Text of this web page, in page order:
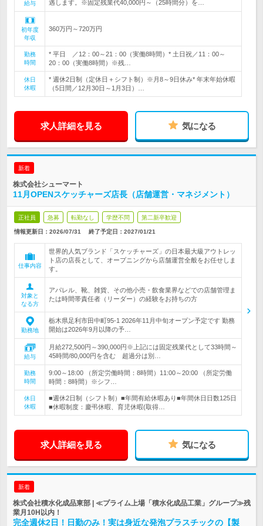
給与 遇します。※固定残業代40,000円～（25時間分）を…
初年度
年収
360万円～720万円
勤務
時間
* 平日 ／12：00～21：00（実働8時間）* 土日祝／11：00～
20：00（実働8時間）※残…
休日
休暇
* 週休2日制（定休日＋シフト制）※月8～9日休み* 年末年始休暇
（5日間／12月30日～1月3日）…
求人詳細を見る 気になる
新着
株式会社シューマート
11月OPENスケッチャーズ店長（店舗運営・マネジメント）
正社員 急募 転勤なし 学歴不問 第二新卒歓迎
情報更新日：2026/07/31 終了予定日： 2027/01/21
仕事内容
世界的人気ブランド「スケッチャーズ」の日本最大級アウトレッ
ト店の店長として、オープニングから店舗運営全般をお任せしま
す。
対象と
なる方
アパレル、靴、雑貨、その他小売・飲食業界などでの店舗管理ま
たは時間帯責任者（リーダー）の経験をお持ちの方
勤務地
栃木県足利市田中町95-1 2026年11月中旬オープン予定です 勤務
開始は2026年9月以降の予…
給与
月給272,500円～390,000円※上記には固定残業代として33時間～
45時間/80,000円を含む 超過分は別…
勤務
時間
9:00～18:00 （所定労働時間：8時間）11:00～20:00 （所定労働
時間：8時間）※シフ…
休日
休暇
■週休2日制（シフト制）■年間有給休暇あり■年間休日日数125日
■休暇制度：慶弔休暇、育児休暇(取得…
求人詳細を見る 気になる
新着
株式会社積水化成品東部 | ≪プライム上場「積水化成品工業」グループ≫残
業月10H以内！
完全週休2日！日勤のみ！実は身近な発泡プラスチックの【製